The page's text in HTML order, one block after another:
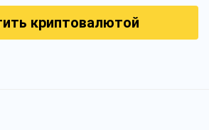
криптовалютой